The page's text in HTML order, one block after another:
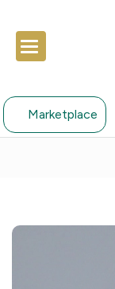
Marketplace